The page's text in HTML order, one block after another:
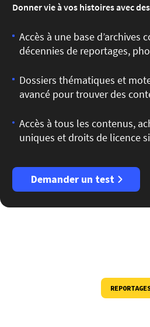
Donner vie à vos histoires avec
Accès à une base d’archives
décennies de reportages,
Dossiers thématiques et
avancé pour trouver des
Accès à tous les contenus,
uniques et droits de licence
Demander un test